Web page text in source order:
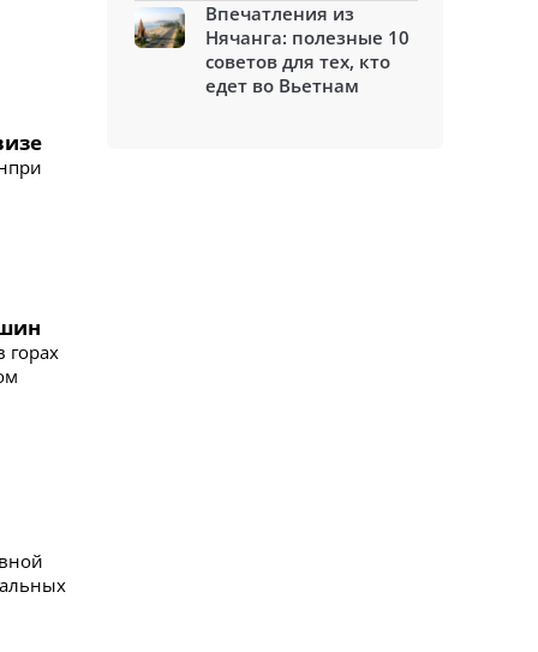
горах
Впечатления из
Нячанга: полезные 10
советов для тех, кто
едет во Вьетнам